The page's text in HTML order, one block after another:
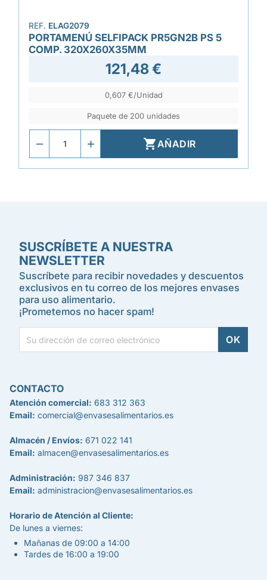
REF. ELAG2079
PORTAMENÚ SELFIPACK PR5GN2B PS 5
COMP. 320X260X35MM
121,48 €
0,607 €/Unidad
Paquete de 200 unidades
AÑADIR
SUSCRÍBETE A NUESTRA
NEWSLETTER
Suscríbete para recibir novedades y descuentos
exclusivos en tu correo de los mejores envases
para uso alimentario.
¡Prometemos no hacer spam!
CONTACTO
Atención comercial: 683 312 363
Email: comercial@envasesalimentarios.es
Almacén / Envíos: 671 022 141
Email: almacen@envasesalimentarios.es
Administración: 987 346 837
Email: administracion@envasesalimentarios.es
Horario de Atención al Cliente:
De lunes a viernes:
Mañanas de 09:00 a 14:00
Tardes de 16:00 a 19:00